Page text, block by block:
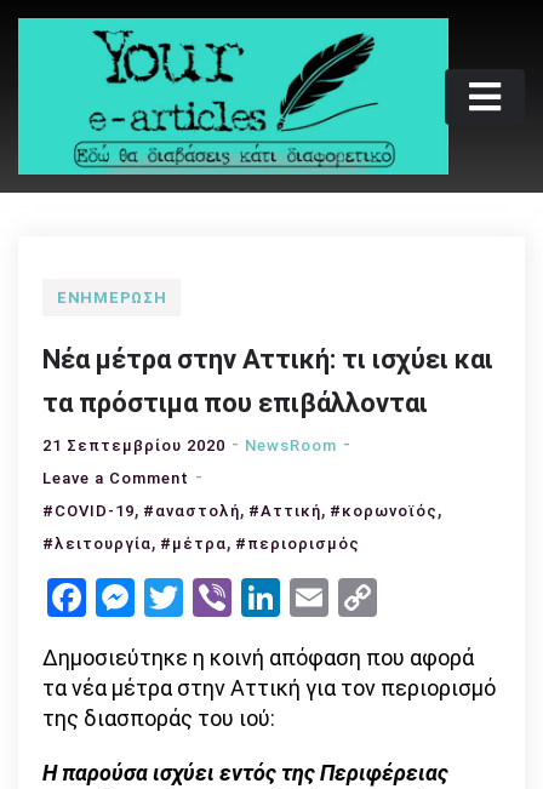
Skip
Your e-articles
Εδώ θα διαβάσεις κάτι διαφορετικό
ΕΝΗΜΈΡΩΣΗ
Νέα μέτρα στην Αττική: τι ισχύει και
τα πρόστιμα που επιβάλλονται
21 Σεπτεμβρίου 2020
NewsRoom
Leave a Comment on
Νέα
μέτρα
Αττική:
ισχύει
και
τα
που
#COVID-19, #αναστολή, #Αττική, #κορωνοϊός ,
#λειτουργία, #μέτρα, #περιορισμός
Facebook
Messenger
Twitter
ViberLinkedIn
Email
Δημοσιεύτηκε η κοινή απόφαση που αφορά
τα νέα μέτρα στην Αττική για τον περιορισμό
της διασποράς του ιού:
Η παρούσα ισχύει εντός της Περιφέρειας